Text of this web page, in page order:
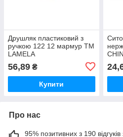
Друшляк пластиковий з
ручкою 122 12 мармур ТМ
LAMELA
56,89 ₴
Купити
Про нас
95% позитивних з 190 відгуків